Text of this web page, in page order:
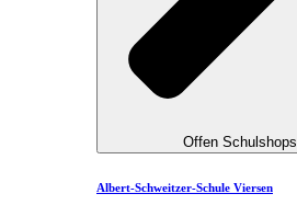
Offen Schulshops
Albert-Schweitzer-Schule Viersen